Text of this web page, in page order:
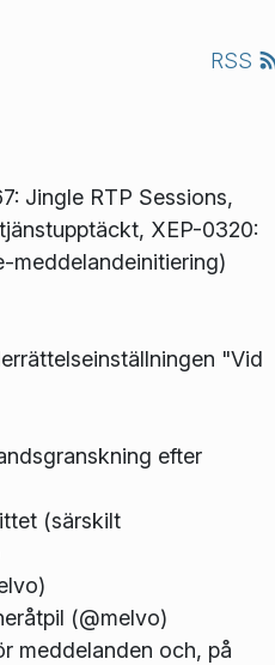
RSS
Jingle RTP Sessions,
XEP-0320:
meddelandeinitiering)
"Vid
efter
(särskilt
(@melvo)
meddelanden och, på